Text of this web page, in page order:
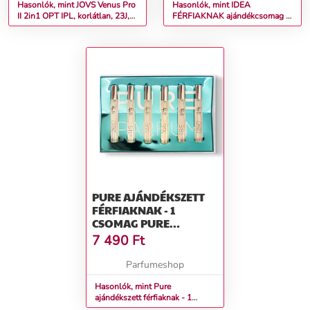
ULTRAGYORS, 6
TESTKEZELÉSI MÓD,
Hasonlók, mint JOVS Venus Pro
II 2in1 OPT IPL, korlátlan, 23J,
automata, bőrfiatalító, 330Ëš-
bőrhűtőrendszer, ultragyors, 6
Hasonlók, mint IDEA
FÉRFIAKNAK ajándékcsomag –
Green idea
PURE AJÁNDÉKSZETT
FÉRFIAKNAK - 1
CSOMAG PURE
AJÁNDÉKSZETT
7 490 Ft
Parfumeshop
Hasonlók, mint Pure
ajándékszett férfiaknak - 1